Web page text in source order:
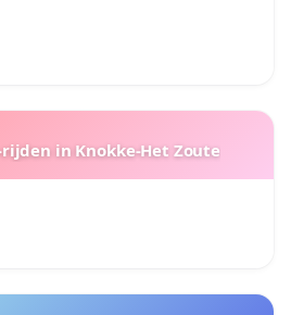
rijden in Knokke-Het Zoute